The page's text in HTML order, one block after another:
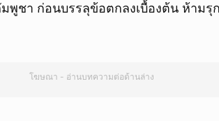
พูชา ก่อนบรรลุข้อตกลงเบื้องต้น ห้ามรุ
โฆษณา - อ่านบทความต่อด้านล่าง